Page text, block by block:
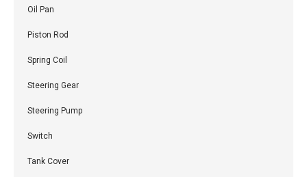
Oil Pan
Piston Rod
Spring Coil
Steering Gear
Steering Pump
Switch
Tank Cover